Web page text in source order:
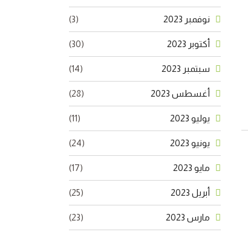
نوفمبر 2023 (3)
أكتوبر 2023 (30)
سبتمبر 2023 (14)
أغسطس 2023 (28)
يوليو 2023 (11)
يونيو 2023 (24)
مايو 2023 (17)
أبريل 2023 (25)
مارس 2023 (23)